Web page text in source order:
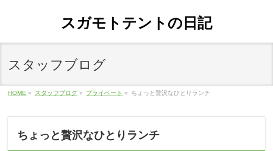
スガモトテントの日記
スタッフブログ
HOME » スタッフブログ » プライベート » ちょっと贅沢なひとりランチ
ちょっと贅沢なひとりランチ